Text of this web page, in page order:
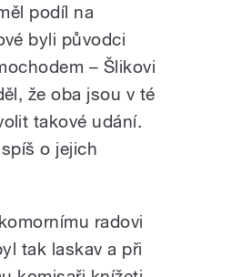
podíl na
byli původci
– Šlikovi
že oba jsou v té
takové udání.
o jejich
radovi
tak laskav a při